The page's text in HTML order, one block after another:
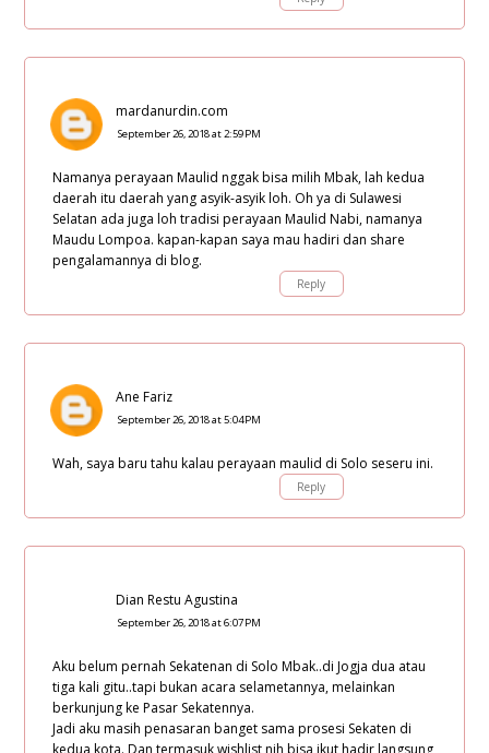
mardanurdin.com
September 26, 2018 at 2:59 PM
Namanya perayaan Maulid nggak bisa milih Mbak, lah kedua
daerah itu daerah yang asyik-asyik loh. Oh ya di Sulawesi
Selatan ada juga loh tradisi perayaan Maulid Nabi, namanya
Maudu Lompoa. kapan-kapan saya mau hadiri dan share
pengalamannya di blog.
Reply
Ane Fariz
September 26, 2018 at 5:04 PM
Wah, saya baru tahu kalau perayaan maulid di Solo seseru ini.
Reply
Dian Restu Agustina
September 26, 2018 at 6:07 PM
Aku belum pernah Sekatenan di Solo Mbak..di Jogja dua atau
tiga kali gitu..tapi bukan acara selametannya, melainkan
berkunjung ke Pasar Sekatennya.
Jadi aku masih penasaran banget sama prosesi Sekaten di